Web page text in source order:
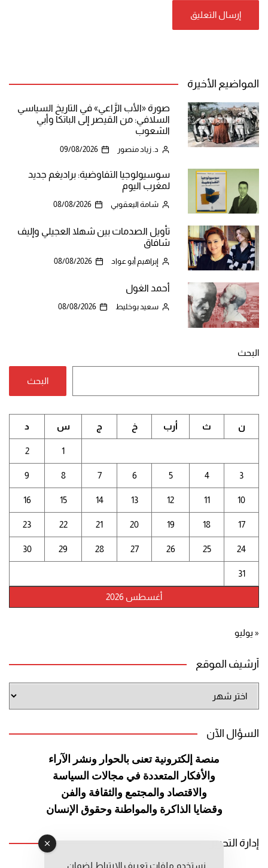
المواضيع الأخيرة
صورة «الأب الرَّاعي» في التاريخ السياسي
السلافي: من القيصر إلى الباتكا وأبي
الشعوب
د. زياد منصور 09/08/2026
سوسيولوجيا التفاوضية: براديغم جديد
لمغرب اليوم
شامة اليعقوبي 08/08/2026
تأويل الصدمات بين شهلا العجيلي وإليف
شافاق
إبراهيم أبو عواد 08/08/2026
أحمد الغول
سعيد بوخليط 08/08/2026
البحث
البحث
أغسطس 2026
ن ث أرب خ ج س د
1
2
3
4
5
6
7
8
9
10
11
12
13
14
15
16
17
18
19
20
21
22
23
24
25
26
27
28
29
30
31
« يوليو
أرشيف الموقع
الموقع
السؤال الآن
منصة إلكترونية تعنى بالحوار ونشر
الآراء
والأفكار المتعددة في مجالات السياسة
والاقتصاد والمجتمع والثقافة والفن
وقضايا الذاكرة والمواطنة وحقوق الإنسان
إدارة التحرير
نستخدم ملفات تعريف الارتباط لضمان